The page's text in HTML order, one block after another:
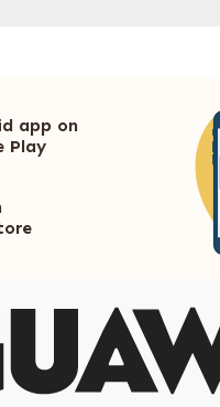
app on
Play